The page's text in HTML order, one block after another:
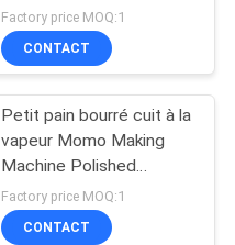
faisant la machine
Factory price MOQ:1
CONTACT
Petit pain bourré cuit à la
vapeur Momo Making
Machine Polished
automatique 304SS
Factory price MOQ:1
CONTACT